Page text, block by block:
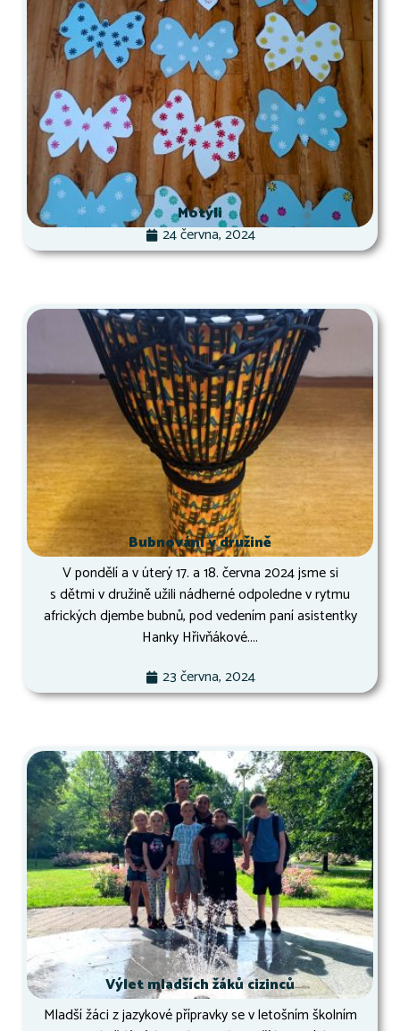
Motýli
24 června, 2024
Bubnování v družině
V pondělí a v úterý 17. a 18. června 2024 jsme si
s dětmi v družině užili nádherné odpoledne v rytmu
afrických djembe bubnů, pod vedením paní asistentky
Hanky Hřivňákové....
23 června, 2024
Výlet mladších žáků cizinců
Mladší žáci z jazykové přípravky se v letošním školním